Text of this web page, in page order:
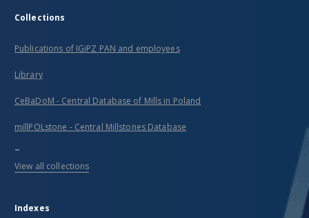
Collections
Publications of IGiPZ PAN and employees
Library
CeBaDoM - Central Database of Mills in Poland
millPOLstone - Central Millstones Database
...
View all collections
Indexes